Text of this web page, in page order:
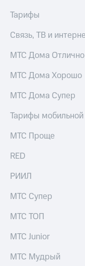
Тарифы
Связь, ТВ и
МТС Дома Отлично
МТС Дома Хорошо
МТС Дома Супер
Тарифы мобильной
МТС Проще
RED
РИИЛ
МТС Супер
МТС ТОП
МТС Junior
МТС Мудрый